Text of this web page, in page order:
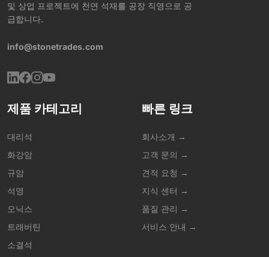
및 상업 프로젝트에 천연 석재를 공장 직영으로 공
급합니다.
info@stonetrades.com
제품 카테고리
대리석
화강암
규암
석영
오닉스
트래버틴
소결석
빠른 링크
회사소개 →
고객 문의 →
견적 요청 →
지식 센터 →
품질 관리 →
서비스 안내 →